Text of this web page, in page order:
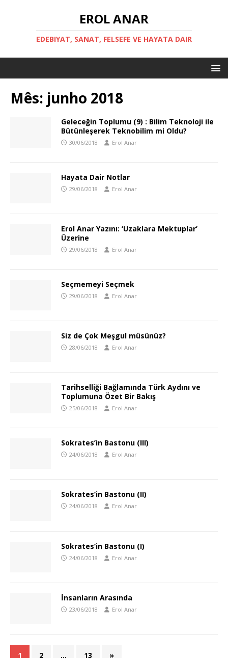
EROL ANAR
EDEBIYAT, SANAT, FELSEFE VE HAYATA DAIR
Mês: junho 2018
Geleceğin Toplumu (9) : Bilim Teknoloji ile
Bütünleşerek Teknobilim mi Oldu?
30/06/2018 Erol Anar
Hayata Dair Notlar
29/06/2018 Erol Anar
Erol Anar Yazını: ‘Uzaklara Mektuplar’
Üzerine
29/06/2018 Erol Anar
Seçmemeyi Seçmek
29/06/2018 Erol Anar
Siz de Çok Meşgul müsünüz?
28/06/2018 Erol Anar
Tarihselliği Bağlamında Türk Aydını ve
Toplumuna Özet Bir Bakış
25/06/2018 Erol Anar
Sokrates’in Bastonu (III)
24/06/2018 Erol Anar
Sokrates’in Bastonu (II)
24/06/2018 Erol Anar
Sokrates’in Bastonu (I)
24/06/2018 Erol Anar
İnsanların Arasında
23/06/2018 Erol Anar
1 2 … 13 »